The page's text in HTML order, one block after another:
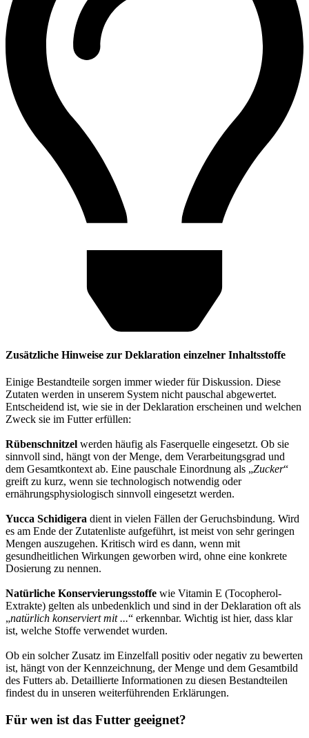
Zusätzliche Hinweise zur Deklaration einzelner Inhaltsstoffe
Einige Bestandteile sorgen immer wieder für Diskussion. Diese
Zutaten werden in unserem System nicht pauschal abgewertet.
Entscheidend ist, wie sie in der Deklaration erscheinen und welchen
Zweck sie im Futter erfüllen:
Rübenschnitzel werden häufig als Faserquelle eingesetzt. Ob sie
sinnvoll sind, hängt von der Menge, dem Verarbeitungsgrad und
dem Gesamtkontext ab. Eine pauschale Einordnung als „Zucker“
greift zu kurz, wenn sie technologisch notwendig oder
ernährungsphysiologisch sinnvoll eingesetzt werden.
Yucca Schidigera dient in vielen Fällen der Geruchsbindung. Wird
es am Ende der Zutatenliste aufgeführt, ist meist von sehr geringen
Mengen auszugehen. Kritisch wird es dann, wenn mit
gesundheitlichen Wirkungen geworben wird, ohne eine konkrete
Dosierung zu nennen.
Natürliche Konservierungsstoffe wie Vitamin E (Tocopherol-
Extrakte) gelten als unbedenklich und sind in der Deklaration oft als
„natürlich konserviert mit ...“ erkennbar. Wichtig ist hier, dass klar
ist, welche Stoffe verwendet wurden.
Ob ein solcher Zusatz im Einzelfall positiv oder negativ zu bewerten
ist, hängt von der Kennzeichnung, der Menge und dem Gesamtbild
des Futters ab. Detaillierte Informationen zu diesen Bestandteilen
findest du in unseren weiterführenden Erklärungen.
Für wen ist das Futter geeignet?